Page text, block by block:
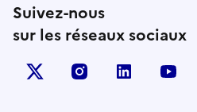
Suivez-nous
sur les réseaux sociaux
X (anciennement Twitter)
instagramlinkedin